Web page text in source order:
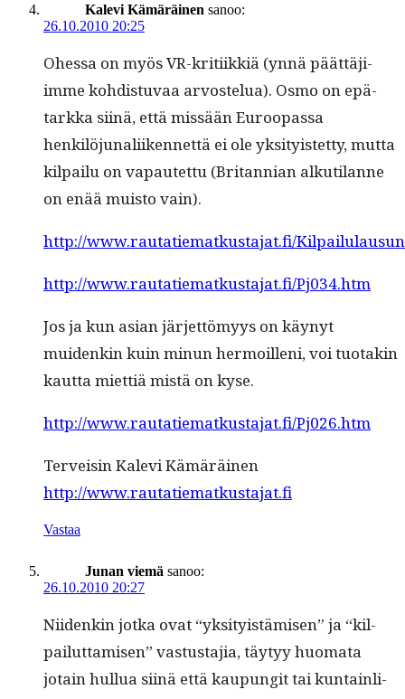
Kalevi Kämäräinen sanoo:
26.10.2010 20:25
Ohes­sa on myös VR-kri­ti­ikkiä (ynnä päät­täji­
imme kohdis­tu­vaa arvostelua). Osmo on epä­
tark­ka siinä, että mis­sään Euroopas­sa
henkilöju­nali­iken­net­tä ei ole yksi­ty­is­tet­ty, mut­ta
kil­pailu on vapautet­tu (Bri­tann­ian alku­ti­lanne
on enää muis­to vain).
http://www.rautatiematkustajat.fi/
http://www.rautatiematkustajat.fi/Pj034.htm
Jos ja kun asian jär­jet­tömyys on käynyt
muidenkin kuin min­un her­moil­leni, voi tuo­takin
kaut­ta miet­tiä mis­tä on kyse.
http://www.rautatiematkustajat.fi/Pj026.htm
Ter­veisin Kale­vi Kämäräinen
http://www.rautatiematkustajat.fi
Vastaa
Junan viemä sanoo:
26.10.2010 20:27
Niidenkin jot­ka ovat “yksi­ty­istämisen” ja “kil­
pailut­tamisen” vas­tus­ta­jia, täy­tyy huo­ma­ta
jotain hul­lua siinä että kaupun­git tai kun­tain­li­